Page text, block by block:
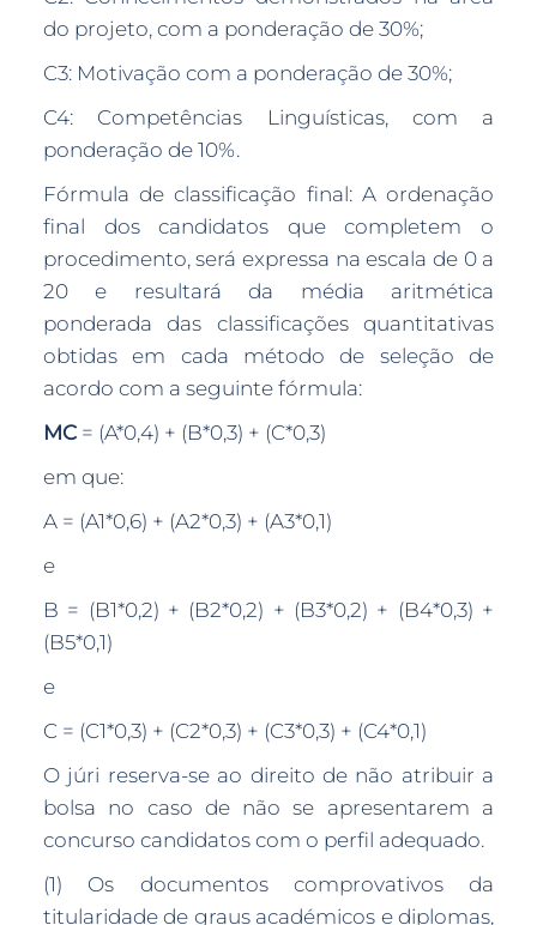
do projeto, com a ponderação de 30%;
C3: Motivação com a ponderação de 30%;
C4: Competências Linguísticas, com a
ponderação de 10%.
Fórmula de classificação final: A ordenação
final dos candidatos que completem o
procedimento, será expressa na escala de 0 a
20 e resultará da média aritmética
ponderada das classificações quantitativas
obtidas em cada método de seleção de
acordo com a seguinte fórmula:
MC= (A*0,4) + (B*0,3) + (C*0,3)
em que:
A = (A1*0,6) + (A2*0,3) + (A3*0,1)
e
B = (B1*0,2) + (B2*0,2) + (B3*0,2) + (B4*0,3) +
(B5*0,1)
e
C = (C1*0,3) + (C2*0,3) + (C3*0,3) + (C4*0,1)
O júri reserva-se ao direito de não atribuir a
bolsa no caso de não se apresentarem a
concurso candidatos com o perfil adequado.
(1) Os documentos comprovativos da
titularidade de graus académicos e diplomas,